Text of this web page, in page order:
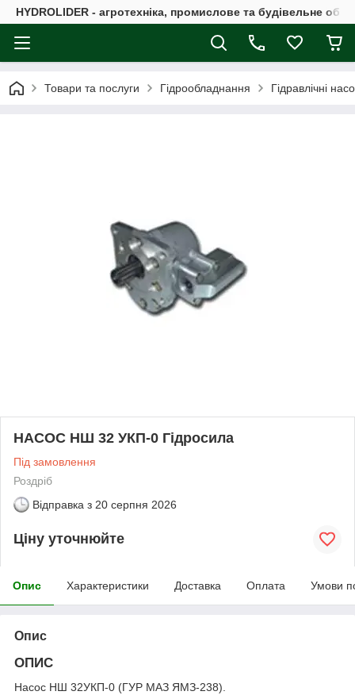
HYDROLIDER - агротехніка, промислове та будівельне
Товари та послуги Гідрообладнання Гідравлічні
НАСОС НШ 32 УКП-0 Гідросила
Під замовлення
Роздріб
Відправка з 20 серпня 2026
Ціну уточнюйте
Опис Характеристики Доставка Оплата Умови
Опис
ОПИС
Насос НШ 32УКП-0 (ГУР МАЗ ЯМЗ-238).